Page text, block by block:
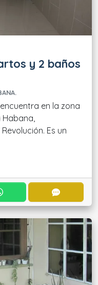
y 2 baños
en la zona
Habana,
Es un
CONTACTAR POR